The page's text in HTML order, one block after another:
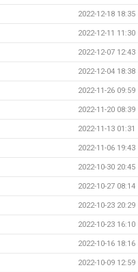
2022-12-18 18:35
2022-12-11 11:30
2022-12-07 12:43
2022-12-04 18:38
2022-11-26 09:59
2022-11-20 08:39
2022-11-13 01:31
2022-11-06 19:43
2022-10-30 20:45
2022-10-27 08:14
2022-10-23 20:29
2022-10-23 16:10
2022-10-16 18:16
2022-10-09 12:59